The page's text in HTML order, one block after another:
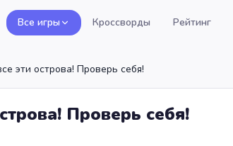
Все игры Кроссворды Рейтинг
эти острова! Проверь себя!
Проверь себя!